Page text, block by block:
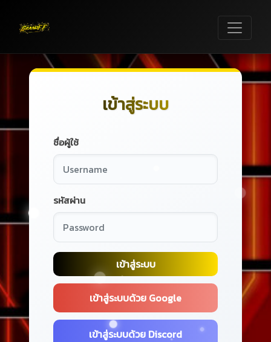
เข้าสู่ระบบ
ชื่อผู้ใช้
รหัสผ่าน
เข้าสู่ระบบ
เข้าสู่ระบบด้วย Google
เข้าสู่ระบบด้วย Discord